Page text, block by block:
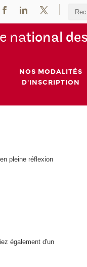
national des
NOS MODALITÉS
D'INSCRIPTION
pleine réflexion
également d'un